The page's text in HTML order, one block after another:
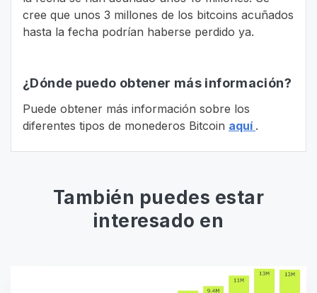
cree que unos 3 millones de los bitcoins acuñados
hasta la fecha podrían haberse perdido ya.
¿Dónde puedo obtener más información?
Puede obtener más información sobre los
diferentes tipos de monederos Bitcoin aquí .
También puedes estar
interesado en